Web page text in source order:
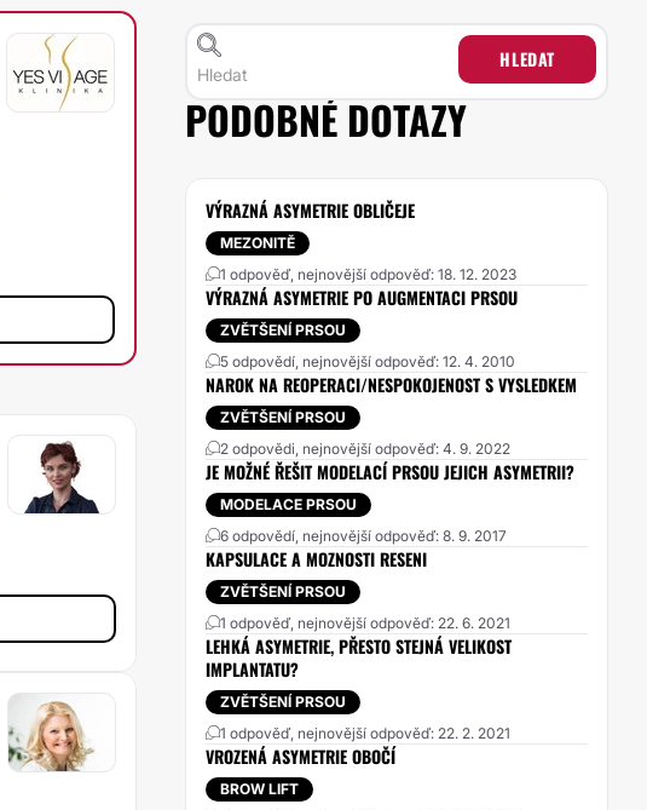
HLEDAT
PODOBNÉ DOTAZY
VÝRAZNÁ ASYMETRIE OBLIČEJE
MEZONITĚ
1 odpověď, nejnovější odpověď: 18. 12. 2023
VÝRAZNÁ ASYMETRIE PO AUGMENTACI PRSOU
ZVĚTŠENÍ PRSOU
5 odpovědí, nejnovější odpověď: 12. 4. 2010
NAROK NA REOPERACI/NESPOKOJENOST S VYSLEDKEM
ZVĚTŠENÍ PRSOU
2 odpovědi, nejnovější odpověď: 4. 9. 2022
JE MOŽNÉ ŘEŠIT MODELACÍ PRSOU JEJICH ASYMETRII?
MODELACE PRSOU
6 odpovědí, nejnovější odpověď: 8. 9. 2017
KAPSULACE A MOZNOSTI RESENI
ZVĚTŠENÍ PRSOU
1 odpověď, nejnovější odpověď: 22. 6. 2021
LEHKÁ ASYMETRIE, PŘESTO STEJNÁ VELIKOST
IMPLANTATU?
ZVĚTŠENÍ PRSOU
1 odpověď, nejnovější odpověď: 22. 2. 2021
VROZENÁ ASYMETRIE OBOČÍ
BROW LIFT